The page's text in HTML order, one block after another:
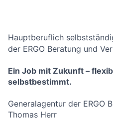
Hauptberuflich
der ERGO Beratung und
Ein Job mit Zukunft –
selbstbestimmt.
Generalagentur der ERGO
Thomas Herr